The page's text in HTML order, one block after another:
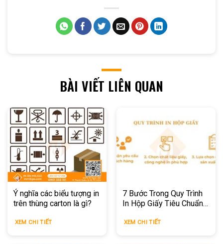
BÀI VIẾT LIÊN QUAN
Ý nghĩa các biểu tượng in
trên thùng carton là gì?
XEM CHI TIẾT
7 Bước Trong Quy Trình
In Hộp Giấy Tiêu Chuẩn
XEM CHI TIẾT